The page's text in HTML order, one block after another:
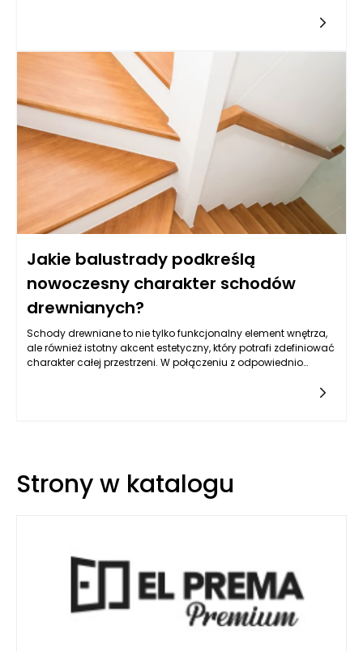
zatem przyjrzeć się różnym aspektom tego rozwiązania, aby
być idealnym uzupełnieniem nowoczesnych aranżacji.
Jakie balustrady podkreślą
nowoczesny charakter schodów
drewnianych?
Schody drewniane to nie tylko funkcjonalny element wnętrza,
ale również istotny akcent estetyczny, który potrafi zdefiniować
charakter całej przestrzeni. W połączeniu z odpowiednio
nowoczesną kompozycję. Wybór balustrady, która podkreśli
Strony w katalogu